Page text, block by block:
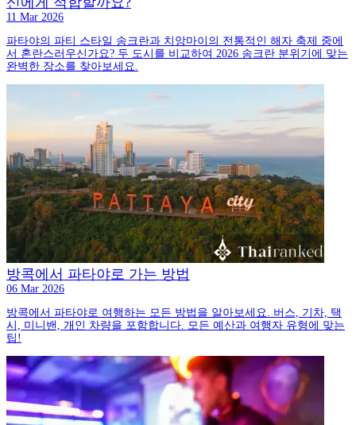
11 Mar 2026
파타야의 파티 스타일 송크란과 치앙마이의 전통적인 해자 축제 중에
서 혼란스러우신가요? 두 도시를 비교하여 2026 송크란 분위기에 맞는
완벽한 장소를 찾아보세요.
방콕에서 파타야로 가는 방법
06 Mar 2026
방콕에서 파타야로 여행하는 모든 방법을 알아보세요. 버스, 기차, 택
시, 미니밴, 개인 차량을 포함합니다. 모든 예산과 여행자 유형에 맞는
팁!